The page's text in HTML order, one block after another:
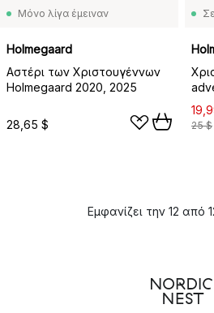
Μόνο λίγα έμειναν
Holmegaard
Αστέρι των Χριστουγέννων
Holmegaard 2020, 2025
28,65 $ 25 $
Εμφανίζει την 12 από